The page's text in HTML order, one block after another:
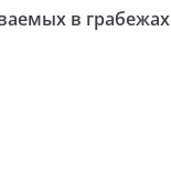
в грабежах